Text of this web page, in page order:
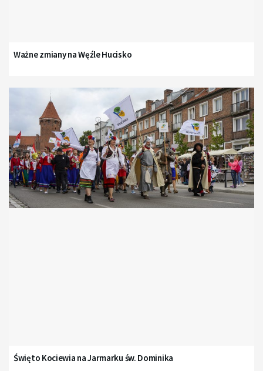
Ważne zmiany na Węźle Hucisko
Święto Kociewia na Jarmarku św. Dominika